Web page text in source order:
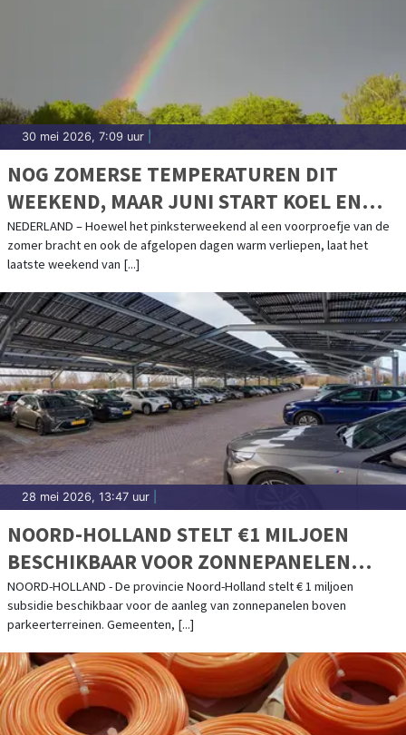
30 mei 2026, 7:09 uur
NOG ZOMERSE TEMPERATUREN DIT
WEEKEND, MAAR JUNI START KOEL EN
WISSELVALLIG
NEDERLAND – Hoewel het pinksterweekend al een voorproefje van de
zomer bracht en ook de afgelopen dagen warm verliepen, laat het
laatste weekend van [...]
28 mei 2026, 13:47 uur
NOORD-HOLLAND STELT €1 MILJOEN
BESCHIKBAAR VOOR ZONNEPANELEN
BOVEN PARKEERTERREINEN
NOORD-HOLLAND - De provincie Noord-Holland stelt € 1 miljoen
subsidie beschikbaar voor de aanleg van zonnepanelen boven
parkeerterreinen. Gemeenten, [...]